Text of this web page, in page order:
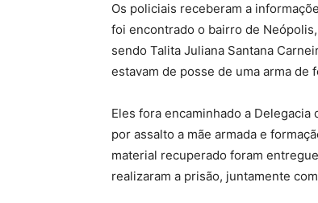
Os policiais receberam a
foi encontrado o bairro de
sendo Talita Juliana Santana
estavam de posse de uma arma de
Eles fora encaminhado a
por assalto a mãe armada e
material recuperado foram
realizaram a prisão, juntamente